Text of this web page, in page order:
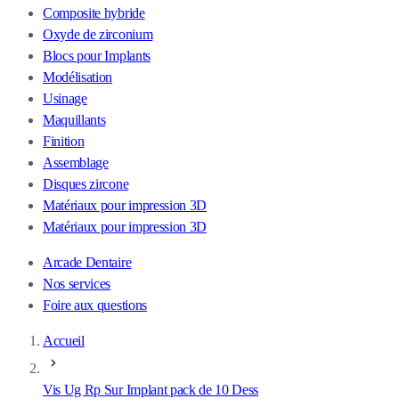
Composite hybride
Oxyde de zirconium
Blocs pour Implants
Modélisation
Usinage
Maquillants
Finition
Assemblage
Disques zircone
Matériaux pour impression 3D
Matériaux pour impression 3D
Arcade Dentaire
Nos services
Foire aux questions
Accueil
Vis Ug Rp Sur Implant pack de 10 Dess